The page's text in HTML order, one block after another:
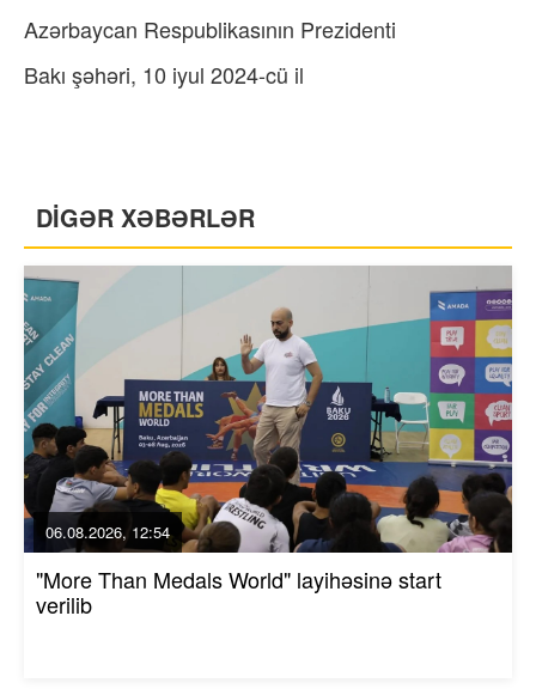
Azərbaycan Respublikasının Prezidenti
Bakı şəhəri, 10 iyul 2024-cü il
DİGƏR XƏBƏRLƏR
06.08.2026, 12:54
"More Than Medals World" layihəsinə start
verilib